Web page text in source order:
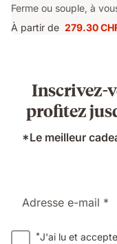
Ferme ou souple, à
À partir de Prix
279.30
Inscrivez-
profitez
*Le meilleur
Adresse e-mail *
*J'ai lu et